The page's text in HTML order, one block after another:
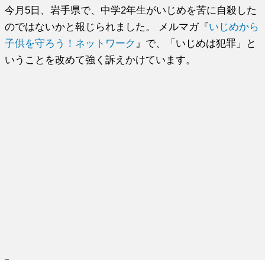
今月5日、岩手県で、中学2年生がいじめを苦に自殺した
のではないかと報じられました。 メルマガ『いじめから
子供を守ろう！ネットワーク 』で、「いじめは犯罪」と
いうことを改めて強く訴えかけています。